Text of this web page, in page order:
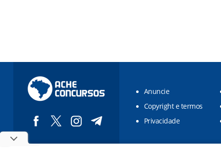
Anuncie
Copyright e termos
Privacidade